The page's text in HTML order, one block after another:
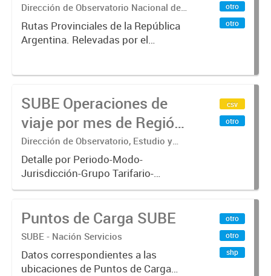
Dirección de Observatorio Nacional de
Transporte
Rutas Provinciales de la República
Argentina. Relevadas por el
otro
otro
SUBE Operaciones de
viaje por mes de Región
Metropolitana de
Buenos Aires
Dirección de Observatorio, Estudio y
Sistemas – Ministerio de Transporte
Detalle por Periodo-Modo-
Jurisdicción-Grupo Tarifario-
Empresa-Línea-Tipo de
de viajes del sistema único de
boleto electrónico(SUBE) para el
periodo registrado...
csv
otro
Puntos de Carga SUBE
SUBE - Nación Servicios
Datos correspondientes a las
ubicaciones de Puntos de Carga
otro
otro
shp